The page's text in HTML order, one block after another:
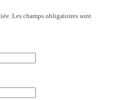
Les champs obligatoires sont